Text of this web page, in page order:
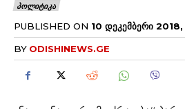
ᲞᲝᲚᲘᲢᲘᲙᲐ
PUBLISHED ON 10 ᲓᲔᲙᲔᲛᲑᲔᲠᲘ 2018,
BY ODISHINEWS.GE